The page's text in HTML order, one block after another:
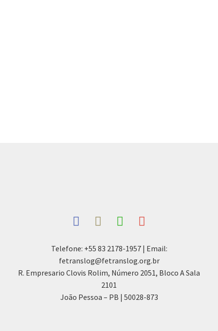
Telefone: +55 83 2178-1957 | Email:
fetranslog@fetranslog.org.br
R. Empresario Clovis Rolim, Número 2051, Bloco A Sala
2101
João Pessoa – PB | 50028-873